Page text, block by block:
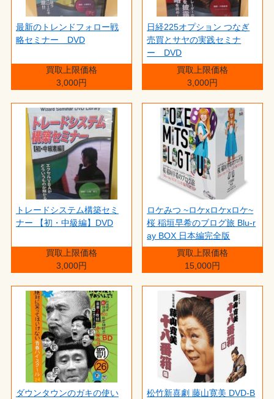
最新のトレンドフォロー戦
略セミナー DVD
買取上限価格
3,000円
日経225オプション つなぎ
売買とサヤの実践セミナ
ー DVD
買取上限価格
3,000円
トレードシステム構築セミ
ナー 【初・中級編】DVD
買取上限価格
3,000円
ロケみつ ~ロケxロケxロケ~
桜 稲垣早希のブログ旅 Blu-r
ay BOX 日本編完全版
買取上限価格
15,000円
ダウンタウンのガキの使い 松竹新喜劇 藤山寛美 DVD-B